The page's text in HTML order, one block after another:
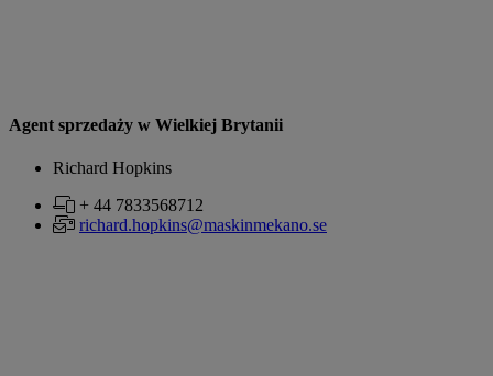
Agent sprzedaży w Wielkiej Brytanii
Richard Hopkins
+ 44 7833568712
richard.hopkins@maskinmekano.se